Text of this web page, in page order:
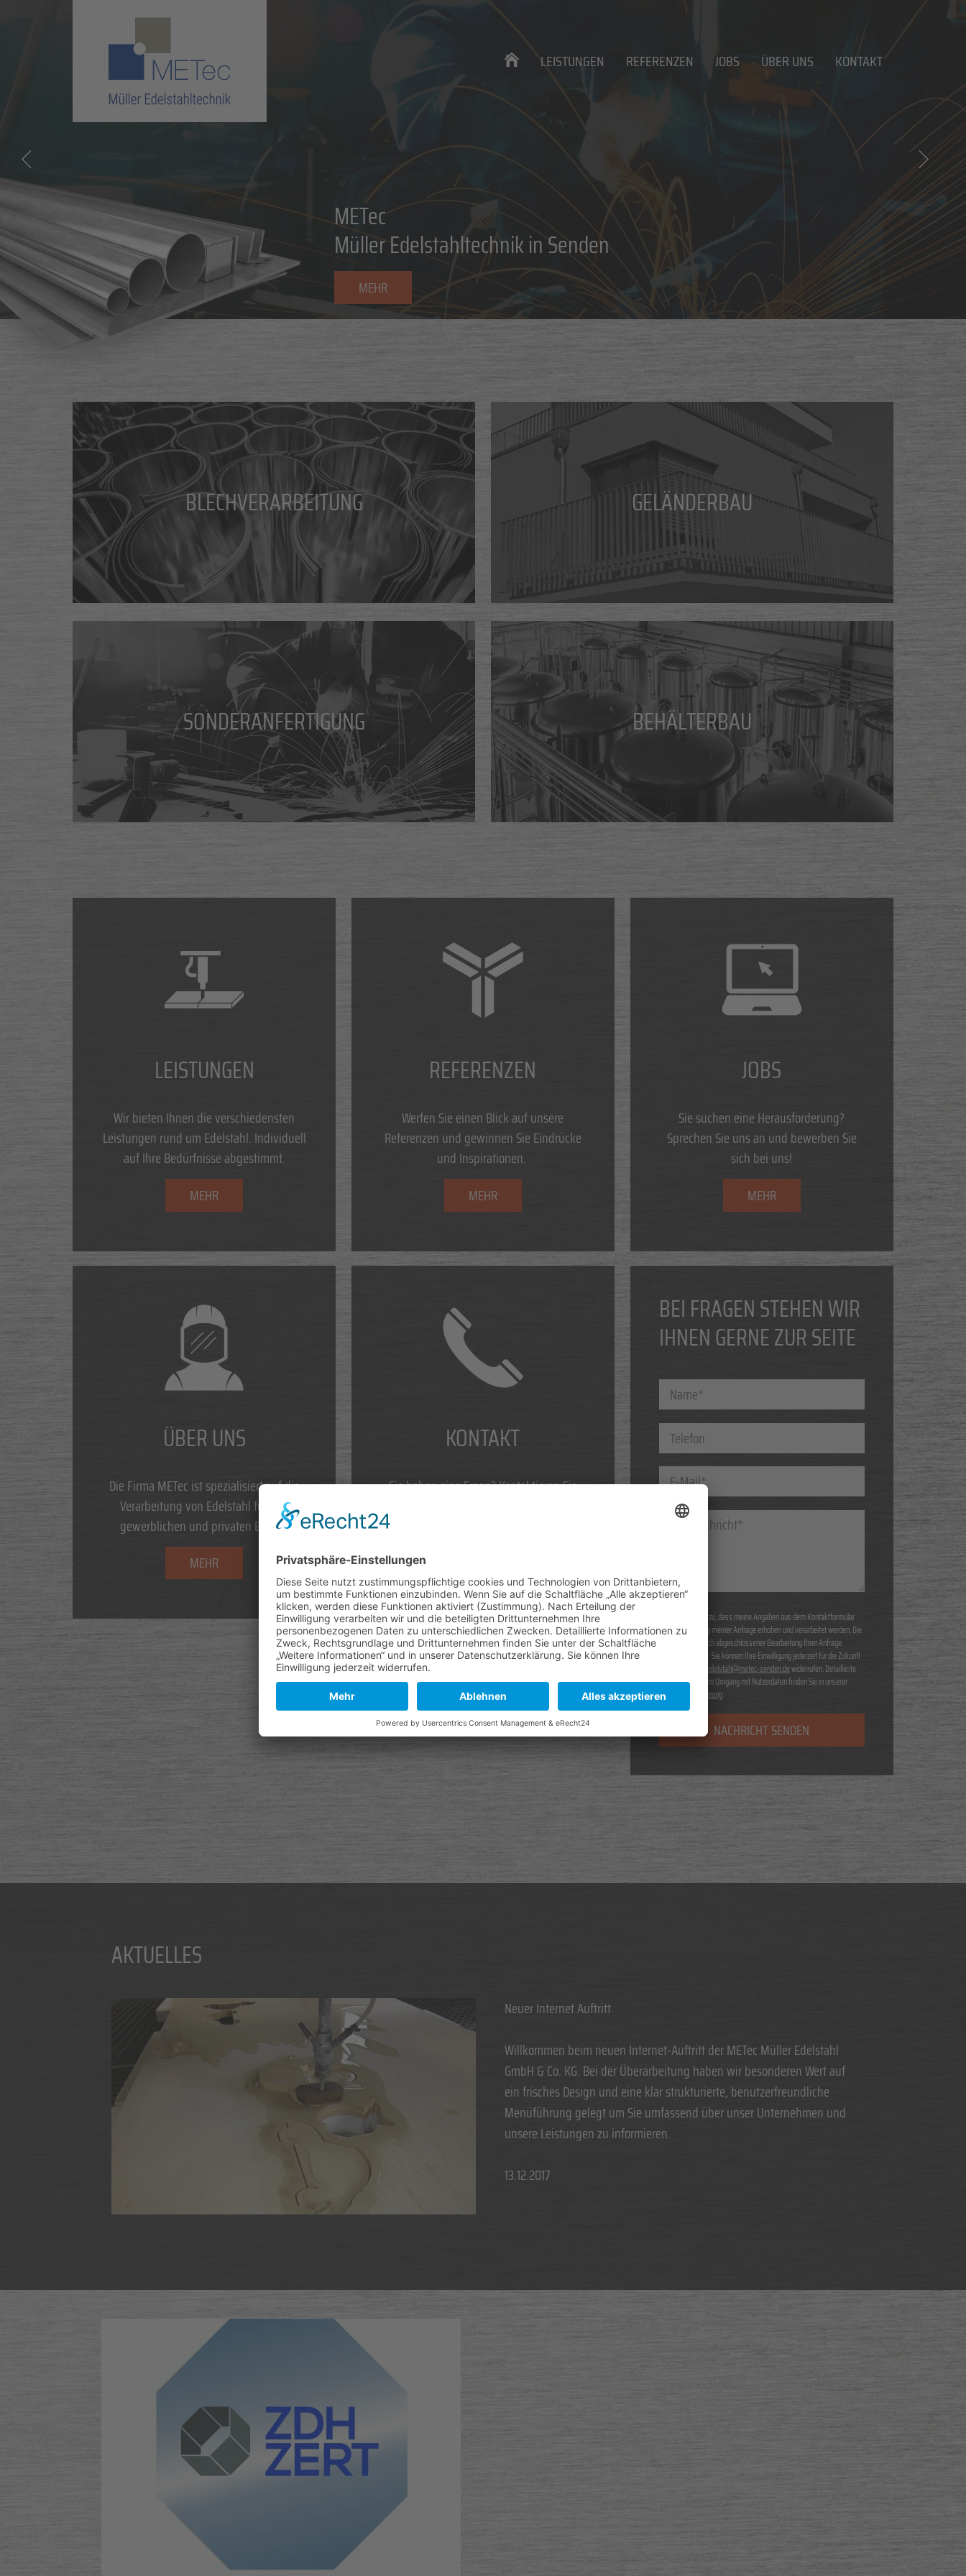
LEISTUNGEN REFERENZEN JOBS ÜBER UNS KONTAKT
METec
Müller Edelstahltechnik in Senden
MEHR
BLECHVERARBEITUNG GELÄNDERBAU
SONDERANFERTIGUNG BEHÄLTERBAU
LEISTUNGEN
Wir bieten Ihnen die verschiedensten
Leistungen rund um Edelstahl. Individuell
auf Ihre Bedürfnisse abgestimmt.
MEHR
REFERENZEN
Werfen Sie einen Blick auf unsere
Referenzen und gewinnen Sie Eindrücke
und Inspirationen.
MEHR
JOBS
Sie suchen eine Herausforderung?
Sprechen Sie uns an und bewerben Sie
sich bei uns!
MEHR
ÜBER UNS
Die Firma METec ist spezialisiert auf die
Verarbeitung von Edelstahl für den
gewerblichen und privaten Bedarf.
MEHR
KONTAKT
Sie haben eine Frage? Kontaktieren Sie
BEI FRAGEN STEHEN WIR
IHNEN GERNE ZUR SEITE
Ich stimme zu, dass meine Angaben aus dem Kontaktformular
zur Beantwortung meiner Anfrage erhoben und verarbeitet werden. Die
Daten werden nach abgeschlossener Bearbeitung Ihrer Anfrage
gelöscht. Hinweis: Sie können Ihre Einwilligung jederzeit für die Zukunft
edelstahl@metec-senden.dewiderrufen. Detaillierte
Informationen zum Umgang mit Nutzerdaten finden Sie in unserer
Datenschutzerklärung.
NACHRICHT SENDEN
AKTUELLES
Neuer Internet Auftritt
Willkommen beim neuen Internet-Auftritt der METec Müller Edelstahl
GmbH & Co. KG. Bei der Überarbeitung haben wir besonderen Wert auf
ein frisches Design und eine klar strukturierte, benutzerfreundliche
Menüführung gelegt um Sie umfassend über unser Unternehmen und
unsere Leistungen zu informieren.
13.12.2017